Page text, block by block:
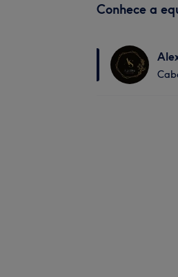
Conhece a